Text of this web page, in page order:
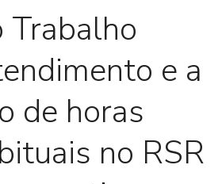
Trabalho
e a
de horas
no RSR